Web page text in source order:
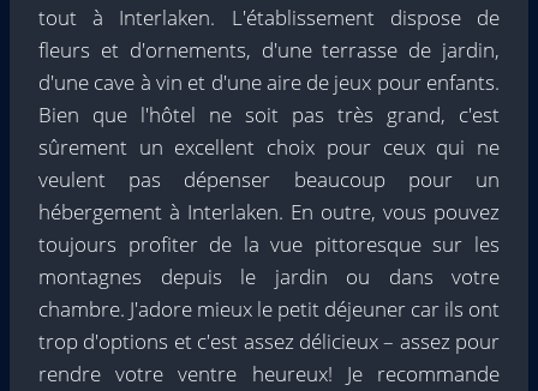
tout à Interlaken. L'établissement dispose de
fleurs et d'ornements, d'une terrasse de jardin,
d'une cave à vin et d'une aire de jeux pour enfants.
Bien que l'hôtel ne soit pas très grand, c'est
sûrement un excellent choix pour ceux qui ne
veulent pas dépenser beaucoup pour un
hébergement à Interlaken. En outre, vous pouvez
toujours profiter de la vue pittoresque sur les
montagnes depuis le jardin ou dans votre
chambre. J'adore mieux le petit déjeuner car ils ont
trop d'options et c'est assez délicieux – assez pour
rendre votre ventre heureux! Je recommande